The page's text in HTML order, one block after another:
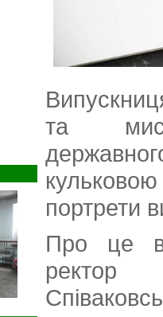
та
портрети
Про це в